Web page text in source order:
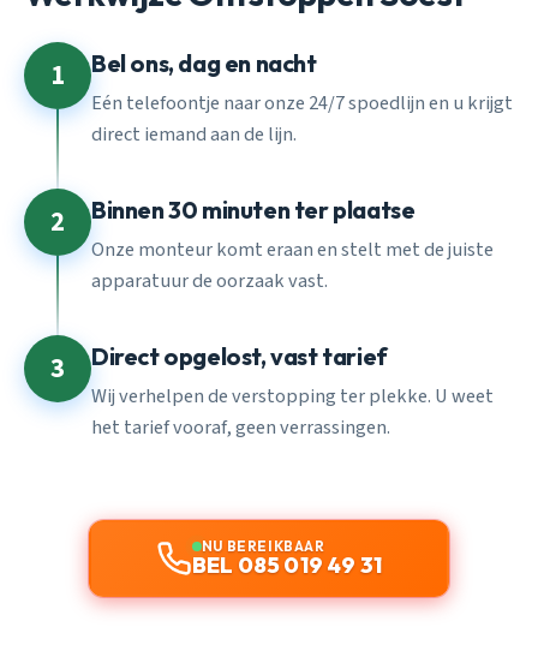
1 Bel ons, dag en nacht
Eén telefoontje naar onze 24/7 spoedlijn en u krijgt
direct iemand aan de lijn.
2 Binnen 30 minuten ter plaatse
Onze monteur komt eraan en stelt met de juiste
apparatuur de oorzaak vast.
3 Direct opgelost, vast tarief
Wij verhelpen de verstopping ter plekke. U weet
het tarief vooraf, geen verrassingen.
NU BEREIKBAAR
BEL 085 019 49 31